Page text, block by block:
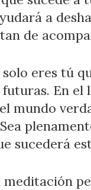
a
de
eres tú
En el
mundo
sucederá